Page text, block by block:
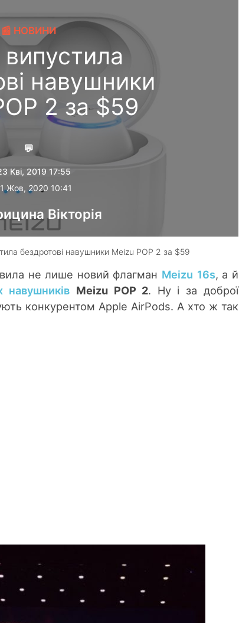
📰 НОВИНИ
навушники
2 за $59
💬
Кві, 2019 17:55
Жов, 2020 10:41
Вікторія
бездротові навушники Meizu POP 2 за $59
не лише новий флагман Meizu 16s, а й
навушників Meizu POP 2. Ну і за доброї
конкурентом Apple AirPods. А хто ж так